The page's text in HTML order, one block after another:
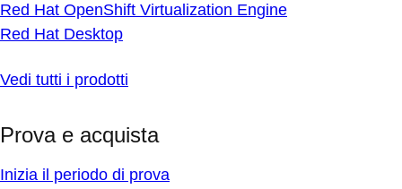
Red Hat OpenShift Virtualization Engine
Red Hat Desktop
Vedi tutti i prodotti
Prova e acquista
Inizia il periodo di prova